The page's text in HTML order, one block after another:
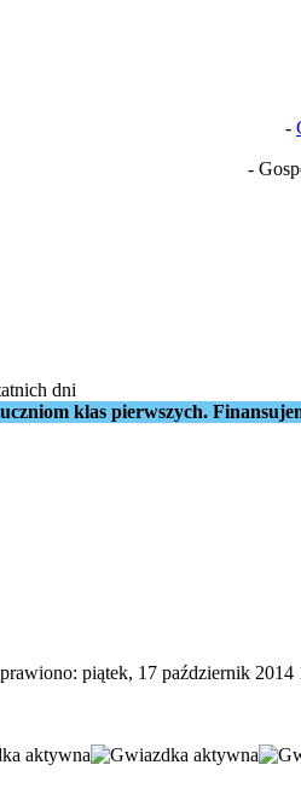
-
-
dni
klas pierwszych.
piątek, 17 październik 2014